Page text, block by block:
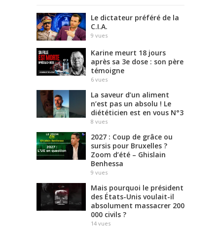
Le dictateur préféré de la
C.I.A.
9 vues
Karine meurt 18 jours
après sa 3e dose : son père
témoigne
6 vues
La saveur d’un aliment
n’est pas un absolu ! Le
diététicien est en vous N°3
8 vues
2027 : Coup de grâce ou
sursis pour Bruxelles ?
Zoom d’été – Ghislain
Benhessa
9 vues
Mais pourquoi le président
des États-Unis voulait-il
absolument massacrer 200
000 civils ?
14 vues